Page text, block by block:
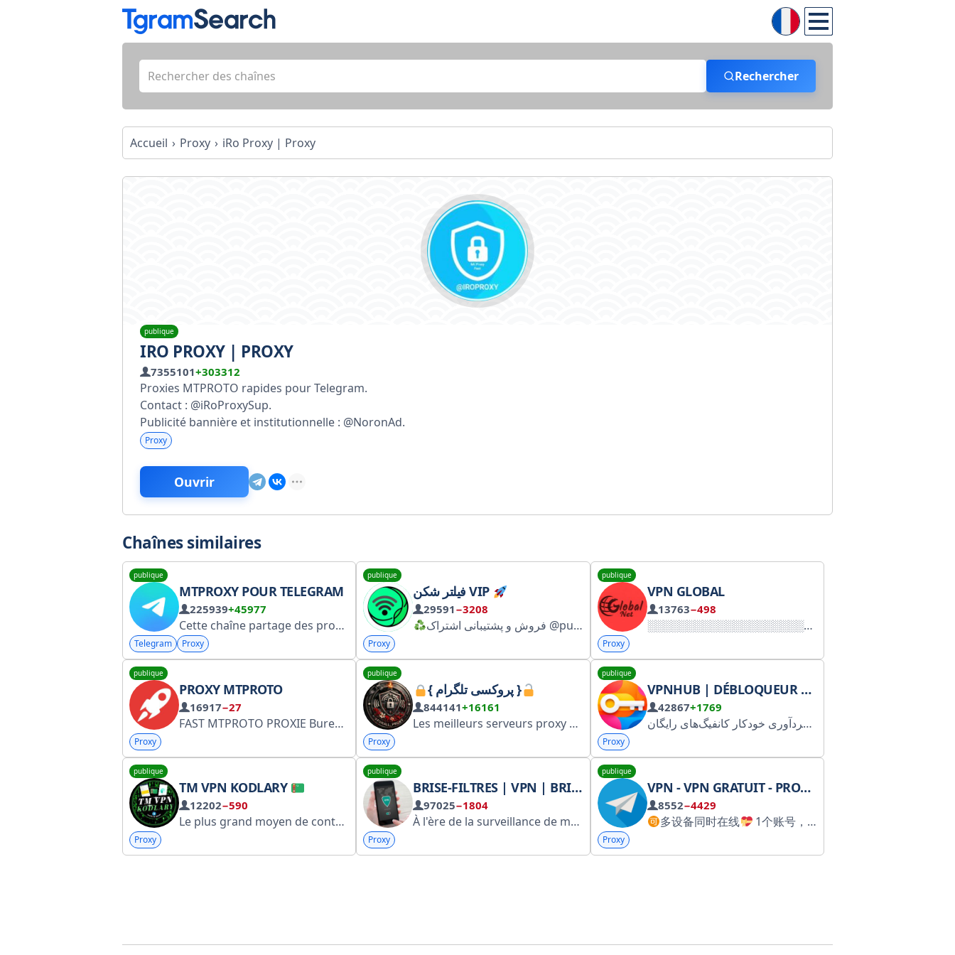
Rechercher
Accueil Proxy iRo Proxy | Proxy
publique
IRO PROXY | PROXY
7355101+303312
Proxies MTPROTO rapides pour Telegram.
Contact : @iRoProxySup.
Publicité bannière et institutionnelle : @NoronAd.
Proxy
Ouvrir
Chaînes similaires
publique
MTPROXY POUR TELEGRAM
225939+45977
Cette chaîne partage des proxys MTProto pour Telegram provenant de sources publiques et de nos propres serveurs. Les fonds récoltés servent à maintenir et à développer le réseau de proxys. — https://t.me/mtp4tg?direct — https://mtproxy.cfd
Telegram Proxy
publique
فیلتر شکن VIP
29591−3208
فروش و پشتیبانی اشتراک @pubg_mooon ربات و‌ خرید سریع: @vpnmoonxbot
Proxy
publique
VPN GLOBAL
13763−498
Proxy
publique
PROXY MTPROTO
16917−27
FAST MTPROTO PROXIE Bureau v1.2.18+ macOS v3.8.3+ Android v4.8.8+ X Android v0.20.10.931+ iOS v4.8.2+ Louer un proxy Envoyer un proxy Envoyer un proxy @ITOOP_ADMIN DigitalResistance Créer votre propre MTProxy https://github.com/TelegramMessenger/MTProxy
Proxy
publique
{ پروکسی تلگرام }
844141+16161
Les meilleurs serveurs proxy ont été sélectionnés pour vous parmi les meilleurs serveurs. Contact : @proxy_forall_bot Publicité : @Forall_Ads_Bot
Proxy
publique
VPNHUB | DÉBLOQUEUR VPN GRATUIT
42867+1769
ابزار گردآوری خودکار کانفیگ‌های رایگان V2RAY و MTProto از منابع مختلف، ضمن رعایت کپی‌رایت و منابع آنها؛ جهت تسهیل دسترسی به جدیدترین کانفیگ‌های فیلترشکن ...
Proxy
publique
TM VPN KODLARY
12202−590
Le plus grand moyen de contourner la censure Internet - VPN fonctionnel - Serveurs VLESS/VMESS/OPEN • Proxies actifs pour Telegram • Publicité : @Halalperec @Old_psih77
Proxy
publique
BRISE-FILTRES | VPN | BRISE-FILTRES
97025−1804
À l'ère de la surveillance de masse et de la censure, notre devoir est de protéger la vie privée des individus… Internet sans frontières… Internet sans frontières…
Proxy
publique
VPN - VPN GRATUIT - PROXY - PARTAGE DE VPN
8552−4429
多设备同时在线 1个账号，ios/android/pc/ipad多端通用，多设备可同时在线。
Proxy